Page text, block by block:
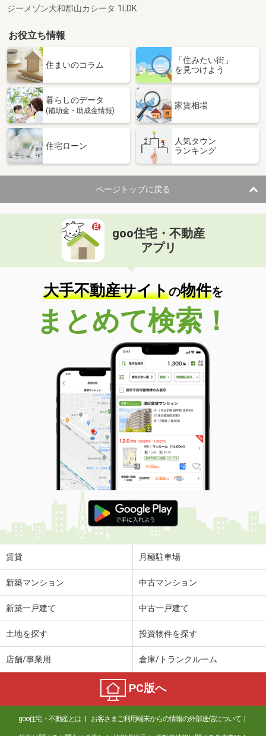
ジーメゾン大和郡山カシータ 1LDK
お役立ち情報
住まいのコラム
「住みたい街」
を見つけよう
暮らしのデータ
(補助金・助成金情報)
家賃相場
住宅ローン
人気タウン
ランキング
ページトップに戻る
goo住宅・不動産
アプリ
大手不動産サイトの物件を
まとめて検索！
賃貸 月極駐車場
新築マンション 中古マンション
新築一戸建て 中古一戸建て
土地を探す 投資物件を探す
店舗/事業用 倉庫/トランクルーム
PC版へ
goo住宅・不動産とは お客さまご利用端末からの情報の外部送信について